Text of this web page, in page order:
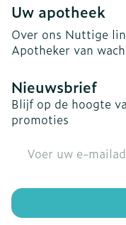
Uw apotheek
Over ons Nuttige
Apotheker van
Nieuwsbrief
Blijf op de hoogte
promoties